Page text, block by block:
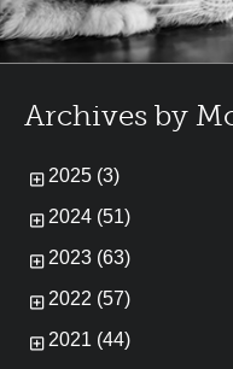
Archives by
2025 (3)
2024 (51)
2023 (63)
2022 (57)
2021 (44)